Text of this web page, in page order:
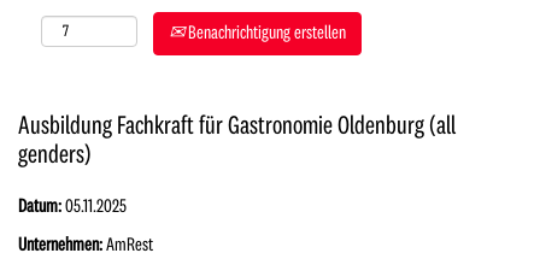
Benachrichtigung erstellen
Ausbildung Fachkraft für Gastronomie Oldenburg (all
genders)
Datum:05.11.2025
Unternehmen:AmRest